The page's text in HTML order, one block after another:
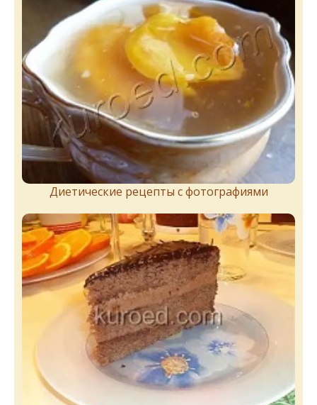
Диетические рецепты с фотографиями